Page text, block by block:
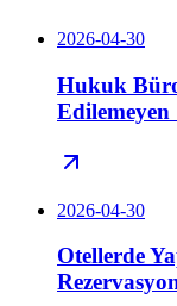
2026-04-30
Hukuk
2026-04-30
Otellerde